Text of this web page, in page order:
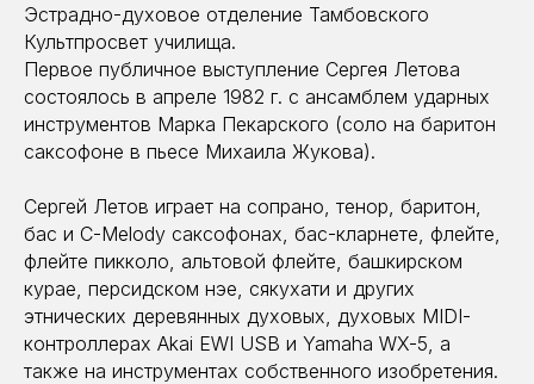
Эстрадно-духовое отделение Тамбовского
Культпросвет училища.
Первое публичное выступление Сергея Летова
состоялось в апреле 1982 г. с ансамблем ударных
инструментов Марка Пекарского (соло на баритон
саксофоне в пьесе Михаила Жукова).
Сергей Летов играет на сопрано, тенор, баритон,
бас и C-Melody саксофонах, бас-кларнете, флейте,
флейте пикколо, альтовой флейте, башкирском
курае, персидском нэе, сякухати и других
этнических деревянных духовых, духовых MIDI-
контроллерах Akai EWI USB и Yamaha WX-5, а
также на инструментах собственного изобретения.